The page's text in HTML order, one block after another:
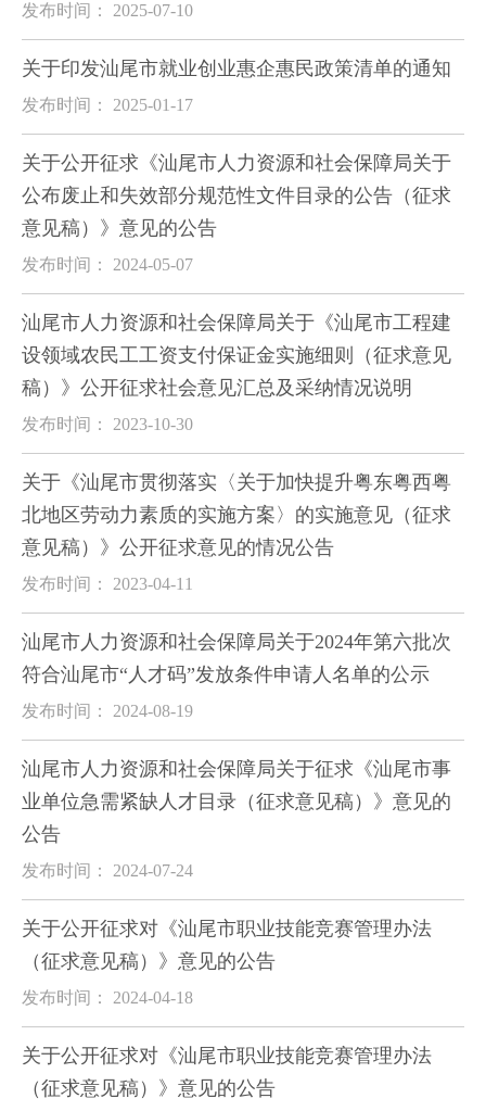
发布时间： 2025-07-10
关于印发汕尾市就业创业惠企惠民政策清单的通知
发布时间： 2025-01-17
关于公开征求《汕尾市人力资源和社会保障局关于
公布废止和失效部分规范性文件目录的公告（征求
意见稿）》意见的公告
发布时间： 2024-05-07
汕尾市人力资源和社会保障局关于《汕尾市工程建
设领域农民工工资支付保证金实施细则（征求意见
稿）》公开征求社会意见汇总及采纳情况说明
发布时间： 2023-10-30
关于《汕尾市贯彻落实〈关于加快提升粤东粤西粤
北地区劳动力素质的实施方案〉的实施意见（征求
意见稿）》公开征求意见的情况公告
发布时间： 2023-04-11
汕尾市人力资源和社会保障局关于2024年第六批次
符合汕尾市“人才码”发放条件申请人名单的公示
发布时间： 2024-08-19
汕尾市人力资源和社会保障局关于征求《汕尾市事
业单位急需紧缺人才目录（征求意见稿）》意见的
公告
发布时间： 2024-07-24
关于公开征求对《汕尾市职业技能竞赛管理办法
（征求意见稿）》意见的公告
发布时间： 2024-04-18
关于公开征求对《汕尾市职业技能竞赛管理办法
（征求意见稿）》意见的公告